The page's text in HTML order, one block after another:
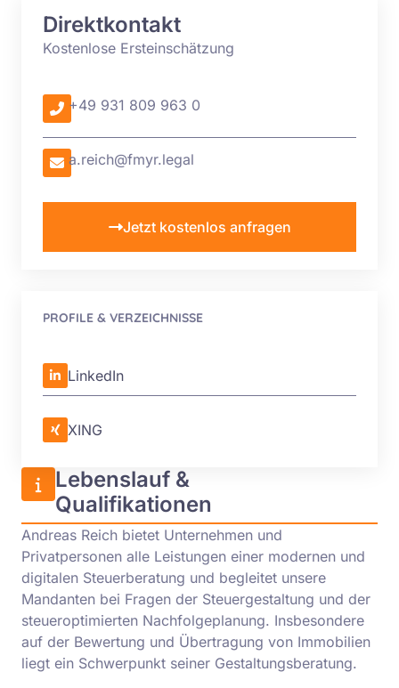
Lebenslauf &
Qualifikationen
Andreas Reich bietet Unternehmen und
Privatpersonen alle Leistungen einer modernen und
digitalen Steuerberatung und begleitet unsere
Mandanten bei Fragen der Steuergestaltung und der
steueroptimierten Nachfolgeplanung. Insbesondere
auf der Bewertung und Übertragung von Immobilien
liegt ein Schwerpunkt seiner Gestaltungsberatung.
Direktkontakt
Kostenlose Ersteinschätzung
+49 931 809 963 0
a.reich@fmyr.legal
Jetzt kostenlos anfragen
PROFILE & VERZEICHNISSE
LinkedIn
XING